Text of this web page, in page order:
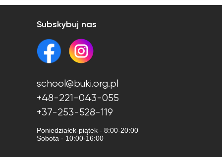
Subskybuj nas
school@buki.org.pl
+48-221-043-055
+37-253-528-119
Poniedziałek-piątek - 8:00-20:00
Sobota - 10:00-16:00